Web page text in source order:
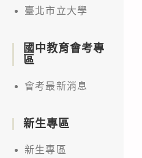
臺北市立大學
國中教育會考專
區
會考最新消息
新生專區
新生專區